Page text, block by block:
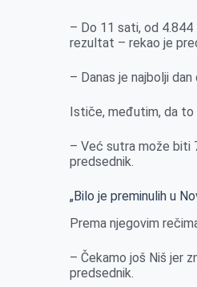
o
k
g
e
I
n
– Do 11 sati, od
rezultat – rekao je
– Danas je najbolji
Ističe, međutim, da to
– Već sutra može biti
predsednik.
„Bilo je preminulih u
Prema njegovim
– Čekamo još Niš jer
predsednik.